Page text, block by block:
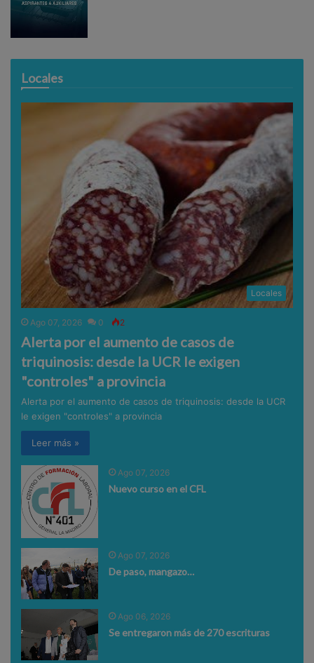
Locales
Locales
Ago 07, 2026 0 2
Alerta por el aumento de casos de
triquinosis: desde la UCR le exigen
"controles" a provincia
Alerta por el aumento de casos de triquinosis: desde la UCR
le exigen "controles" a provincia
Leer más »
Ago 07, 2026
Nuevo curso en el CFL
Ago 07, 2026
De paso, mangazo…
Ago 06, 2026
Se entregaron más de 270 escrituras